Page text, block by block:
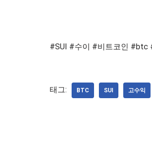
#SUI #수이 #비트코인 #btc
태그: BTC SUI 고수익